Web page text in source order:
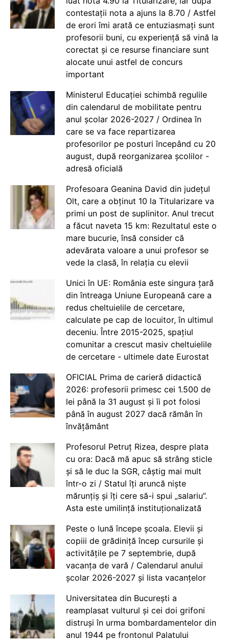
contestații nota a ajuns la 8.70 / Astfel
de erori îmi arată ce entuziasmați sunt
profesorii buni, cu experiență să vină la
corectat și ce resurse financiare sunt
alocate unui astfel de concurs
important
Ministerul Educației schimbă regulile
din calendarul de mobilitate pentru
anul școlar 2026-2027 / Ordinea în
care se va face repartizarea
profesorilor pe posturi începând cu 20
august, după reorganizarea școlilor -
adresă oficială
Profesoara Geanina David din județul
Olt, care a obținut 10 la Titularizare va
primi un post de suplinitor. Anul trecut
a făcut naveta 15 km: Rezultatul este o
mare bucurie, însă consider că
adevărata valoare a unui profesor se
vede la clasă, în relația cu elevii
Unici în UE: România este singura țară
din întreaga Uniune Europeană care a
redus cheltuielile de cercetare,
calculate pe cap de locuitor, în ultimul
deceniu. Între 2015-2025, spațiul
comunitar a crescut masiv cheltuielile
de cercetare - ultimele date Eurostat
OFICIAL Prima de carieră didactică
2026: profesorii primesc cei 1.500 de
lei până la 31 august și îi pot folosi
până în august 2027 dacă rămân în
învățământ
Profesorul Petruț Rizea, despre plata
cu ora: Dacă mă apuc să strâng sticle
și să le duc la SGR, câștig mai mult
într-o zi / Statul îți aruncă niște
mărunțiș și îți cere să-i spui „salariu”.
Asta este umilință instituționalizată
Peste o lună începe școala. Elevii și
copiii de grădiniță încep cursurile și
activitățile pe 7 septembrie, după
vacanța de vară / Calendarul anului
școlar 2026-2027 și lista vacanțelor
Universitatea din București a
reamplasat vulturul și cei doi grifoni
distruși în urma bombardamentelor din
anul 1944 pe frontonul Palatului